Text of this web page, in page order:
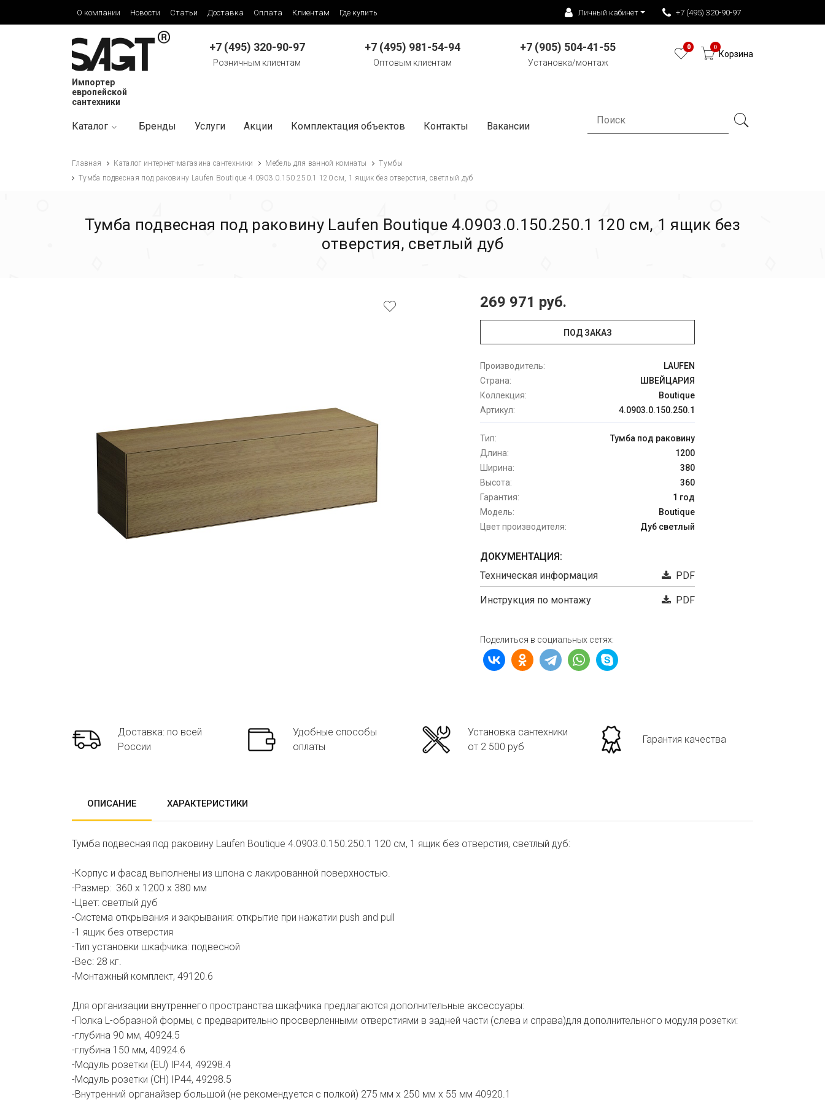
О компании Новости Статьи Доставка Оплата Клиентам Где купить Личный кабинет +7 (495) 320-90-97
Импортер
европейской
сантехники
+7 (495) 320-90-97
Розничным клиентам
+7 (495) 981-54-94
Оптовым клиентам
+7 (905) 504-41-55
Установка/монтаж
0 0
Корзина
Каталог Бренды Услуги Акции Комплектация объектов Контакты Вакансии
Главная Каталог интернет-магазина сантехники Мебель для ванной комнаты
Тумбы
Тумба подвесная под раковину Laufen Boutique 4.0903.0.150.250.1 120 см, 1 ящик без отверстия, светлый дуб
Тумба подвесная под раковину Laufen Boutique 4.0903.0.150.250.1 120 см, 1 ящик без
отверстия, светлый дуб
269 971 руб.
ПОД ЗАКАЗ
Производитель:
LAUFEN
Страна:
ШВЕЙЦАРИЯ
Коллекция:
Boutique
Артикул:
4.0903.0.150.250.1
Тип:
Тумба под раковину
Длина:
1200
Ширина:
380
Высота:
360
Гарантия:
1 год
Модель:
Boutique
Цвет производителя:
Дуб светлый
ДОКУМЕНТАЦИЯ:
Техническая информация
PDF
Инструкция по монтажу PDF
Поделиться в социальных сетях:
Доставка: по всей
России
Удобные способы
оплаты
Установка сантехники
от 2 500 руб
Гарантия качества
ОПИСАНИЕ ХАРАКТЕРИСТИКИ
Тумба подвесная под раковину Laufen Boutique 4.0903.0.150.250.1 120 см, 1 ящик без отверстия, светлый дуб:
-Корпус и фасад выполнены из шпона с лакированной поверхностью.
-Размер: 360 x 1200 x 380 мм
-Цвет: светлый дуб
-Система открывания и закрывания: открытие при нажатии push and pull
-1 ящик без отверстия
-Тип установки шкафчика: подвесной
-Вес: 28 кг.
-Монтажный комплект, 49120.6
Для организации внутреннего пространства шкафчика предлагаются дополнительные аксессуары:
-Полка L-образной формы, с предварительно просверленными отверстиями в задней части (слева и справа)для дополнительного модуля розетки:
-глубина 90 мм, 40924.5
-глубина 150 мм, 40924.6
-Модуль розетки (EU) IP44, 49298.4
-Модуль розетки (CH) IP44, 49298.5
-Внутренний органайзер большой (не рекомендуется с полкой) 275 мм x 250 мм x 55 мм 40920.1